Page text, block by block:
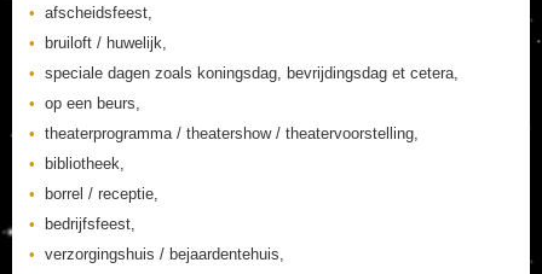
afscheidsfeest,
bruiloft / huwelijk,
speciale dagen zoals koningsdag, bevrijdingsdag et cetera,
op een beurs,
theaterprogramma / theatershow / theatervoorstelling,
bibliotheek,
borrel / receptie,
bedrijfsfeest,
verzorgingshuis / bejaardentehuis,